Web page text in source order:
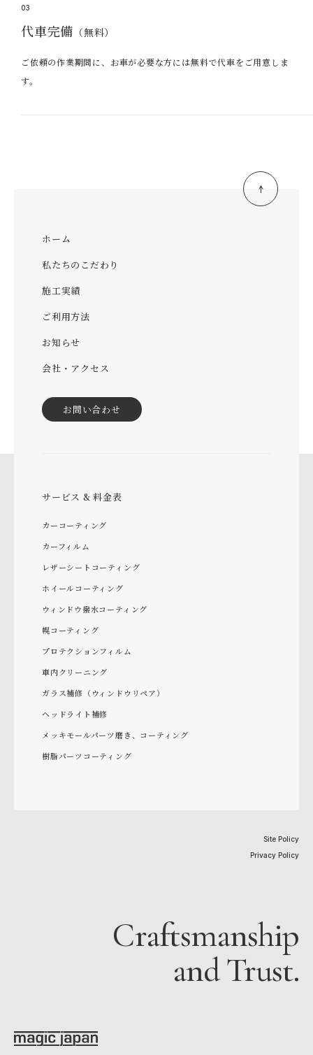
03
代車完備 （無料）
ご依頼の作業期間に、お車が必要な方には無料で代車をご用意しま
す。
ホーム
私たちのこだわり
施工実績
ご利用方法
お知らせ
会社・アクセス
お問い合わせ
サービス & 料金表
カーコーティング
カーフィルム
レザーシートコーティング
ホイールコーティング
ウィンドウ撥水コーティング
幌コーティング
プロテクションフィルム
車内クリーニング
ガラス補修（ウィンドウリペア）
ヘッドライト補修
メッキモールパーツ磨き、コーティング
樹脂パーツコーティング
Site Policy
Privacy Policy
Craftsmanship
and Trust.